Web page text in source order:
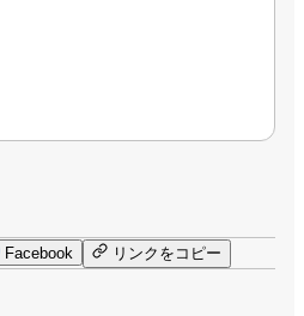
Facebook リンクをコピー